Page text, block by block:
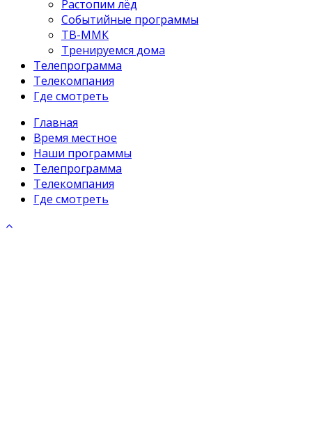
Растопим лёд
Событийные программы
ТВ-ММК
Тренируемся дома
Телепрограмма
Телекомпания
Где смотреть
Главная
Время местное
Наши программы
Телепрограмма
Телекомпания
Где смотреть